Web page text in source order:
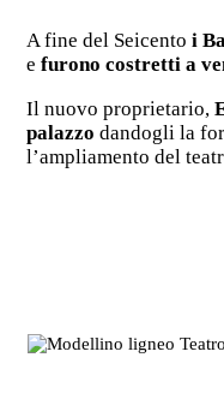
A fine del Seicento i
efurono costretti a
Il nuovo proprietario,
palazzo dandogli la
l’ampliamento del